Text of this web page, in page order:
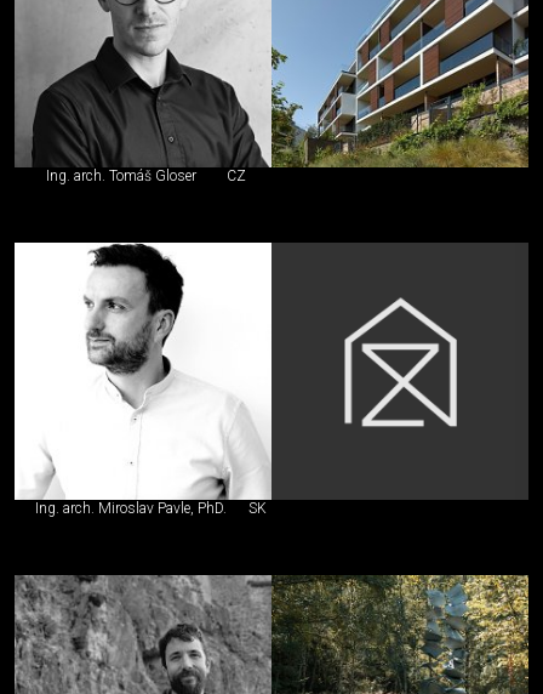
Ing. arch. Tomáš Gloser CZ
Ing. arch. Miroslav Pavle, PhD. SK